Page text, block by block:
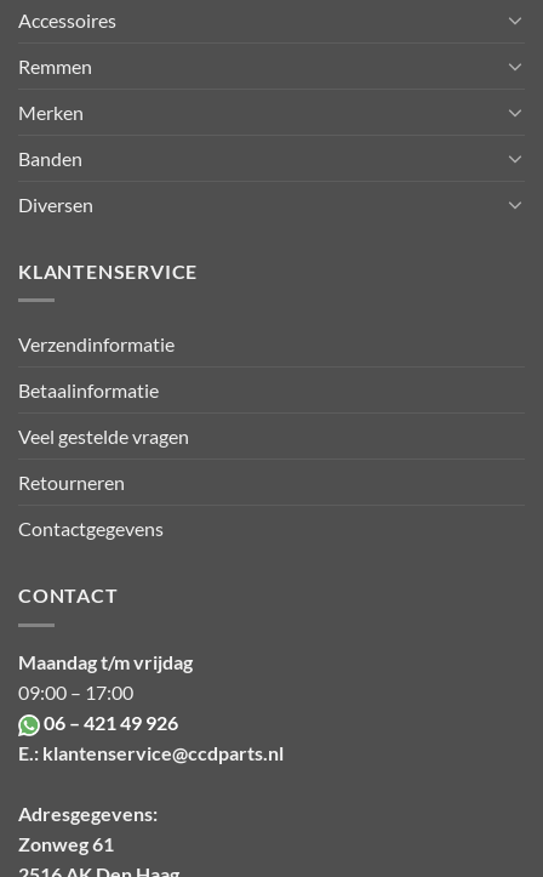
Accessoires
Remmen
Merken
Banden
Diversen
KLANTENSERVICE
Verzendinformatie
Betaalinformatie
Veel gestelde vragen
Retourneren
Contactgegevens
CONTACT
Maandag t/m vrijdag
09:00 – 17:00
06 – 421 49 926
E.: klantenservice@ccdparts.nl
Adresgegevens:
Zonweg 61